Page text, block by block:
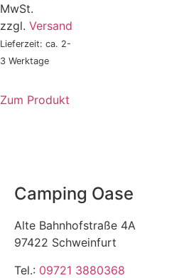
MwSt.
zzgl. Versand
Lieferzeit: ca. 2-
3 Werktage
Zum Produkt
Camping Oase
Alte Bahnhofstraße 4A
97422 Schweinfurt
Tel.: 09721 3880368